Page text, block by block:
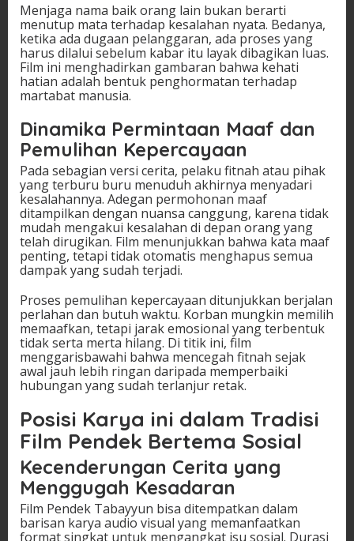
Menjaga nama baik orang lain bukan berarti
menutup mata terhadap kesalahan nyata. Bedanya,
ketika ada dugaan pelanggaran, ada proses yang
harus dilalui sebelum kabar itu layak dibagikan luas.
Film ini menghadirkan gambaran bahwa kehati
hatian adalah bentuk penghormatan terhadap
martabat manusia.
Dinamika Permintaan Maaf dan
Pemulihan Kepercayaan
Pada sebagian versi cerita, pelaku fitnah atau pihak
yang terburu buru menuduh akhirnya menyadari
kesalahannya. Adegan permohonan maaf
ditampilkan dengan nuansa canggung, karena tidak
mudah mengakui kesalahan di depan orang yang
telah dirugikan. Film menunjukkan bahwa kata maaf
penting, tetapi tidak otomatis menghapus semua
dampak yang sudah terjadi.
Proses pemulihan kepercayaan ditunjukkan berjalan
perlahan dan butuh waktu. Korban mungkin memilih
memaafkan, tetapi jarak emosional yang terbentuk
tidak serta merta hilang. Di titik ini, film
menggarisbawahi bahwa mencegah fitnah sejak
awal jauh lebih ringan daripada memperbaiki
hubungan yang sudah terlanjur retak.
Posisi Karya ini dalam Tradisi
Film Pendek Bertema Sosial
Kecenderungan Cerita yang
Menggugah Kesadaran
Film Pendek Tabayyun bisa ditempatkan dalam
barisan karya audio visual yang memanfaatkan
format singkat untuk mengangkat isu sosial. Durasi